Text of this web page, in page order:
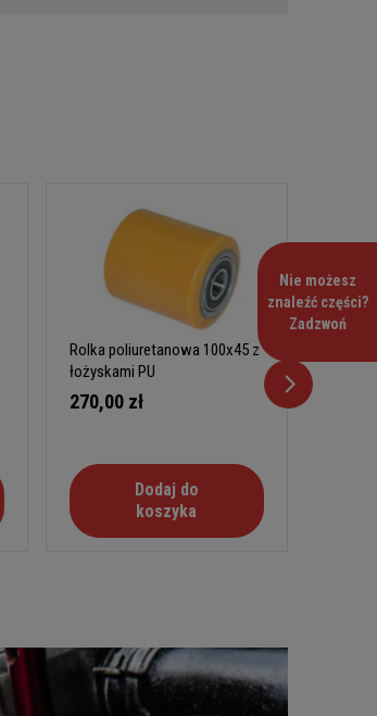
Rolka poliuretanowa 100x45 z
łożyskami PU
270,00 zł
Dodaj do
koszyka
Nie możesz
znaleźć części?
Zadzwoń